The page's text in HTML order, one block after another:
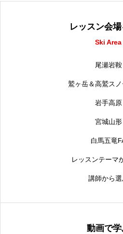
レッスン会
Ski Area
尾瀬岩鞍
鷲ヶ岳＆高鷲ス
岩手高原
宮城山形
白馬五竜
レッスンテーマ
講師から
動画で